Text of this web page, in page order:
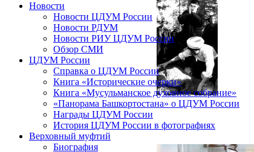
Новости
Новости ЦДУМ России
Новости РДУМ
Новости РИУ ЦДУМ России
Обзор СМИ
ЦДУМ России
Справка о ЦДУМ России
Книга «Исторические очерки»
Книга «Мусульманское духовное собрание»
«Панорама Башкортостана» о ЦДУМ России
Награды ЦДУМ России
История ЦДУМ России в фотографиях
Верховный муфтий
Биография